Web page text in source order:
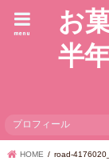
お
半
menu
プロフィール
HOME road-